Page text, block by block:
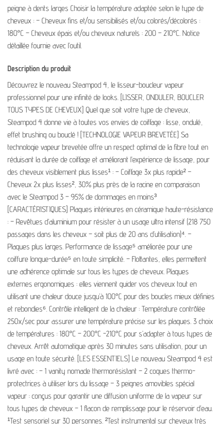
peigne à dents larges Choisir la température adaptée selon le type de
cheveux : – Cheveux fins et/ou sensibilisés et/ou colorés/décolorés :
180°C – Cheveux épais et/ou cheveux naturels : 200 – 210°C. Notice
détaillée fournie avec l’outil.
Description du produit
Découvrez le nouveau Steampod 4, le lisseur-boucleur vapeur
professionnel pour une infinité de looks. [LISSER, ONDULER, BOUCLER
TOUS TYPES DE CHEVEUX] Quel que soit votre type de cheveux,
Steampod 4 donne vie à toutes vos envies de coiffage : lisse, ondulé,
effet brushing ou bouclé ! [TECHNOLOGIE VAPEUR BREVETÉE] Sa
technologie vapeur brevetée offre un respect optimal de la fibre tout en
réduisant la durée de coiffage et améliorant l’expérience de lissage, pour
des cheveux visiblement plus lisses¹ : – Coiffage 3x plus rapide² –
Cheveux 2x plus lisses², 30% plus près de la racine en comparaison
avec le Steampod 3 – 95% de dommages en moins³
[CARACTÉRISTIQUES] Plaques intérieures en céramique haute-résistance
: – Revêtues d’aluminium pour résister à un usage ultra intensif (218 750
passages dans les cheveux – soit plus de 20 ans d’utilisation)⁴. –
Plaques plus larges. Performance de lissage⁵ améliorée pour une
coiffure longue-durée⁵ en toute simplicité. – Flottantes, elles permettent
une adhérence optimale sur tous les types de cheveux. Plaques
externes ergonomiques : elles viennent guider vos cheveux tout en
utilisant une chaleur douce jusqu’à 100°C pour des boucles mieux définies
et rebondies⁶. Contrôle intelligent de la chaleur : Température contrôlée
250x/sec pour assurer une température précise sur les plaques. 3 choix
de températures : 180°C – 200°C -210°C pour s’adapter à tous types de
cheveux. Arrêt automatique après 30 minutes sans utilisation, pour un
usage en toute sécurité. [LES ESSENTIELS] Le nouveau Steampod 4 est
livré avec : – 1 vanity nomade thermorésistant – 2 coques thermo-
protectrices à utiliser lors du lissage – 3 peignes amovibles spécial
vapeur : conçus pour garantir une diffusion uniforme de la vapeur sur
tous types de cheveux – 1 flacon de remplissage pour le réservoir d’eau.
¹Test sensoriel sur 30 personnes. ²Test instrumental sur cheveux très